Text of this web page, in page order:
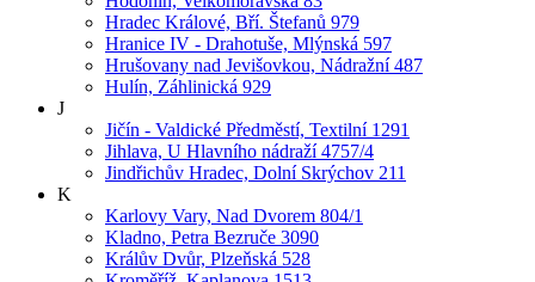
Hradec Králové, Bří. Štefanů 979
Hranice IV - Drahotuše, Mlýnská 597
Hrušovany nad Jevišovkou, Nádražní 487
Hulín, Záhlinická 929
J
Jičín - Valdické Předměstí, Textilní 1291
Jihlava, U Hlavního nádraží 4757/4
Jindřichův Hradec, Dolní Skrýchov 211
K
Karlovy Vary, Nad Dvorem 804/1
Kladno, Petra Bezruče 3090
Králův Dvůr, Plzeňská 528